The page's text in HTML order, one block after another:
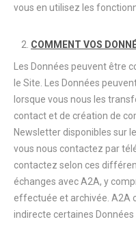
vous en utilisez les
COMMENT VOS
Les Données peuvent être
le Site. Les Données
lorsque vous nous les
contact et de création de
Newsletter disponibles sur
vous nous contactez par
contactez selon ces
échanges avec A2A, y
effectuée et archivée. A2A
indirecte certaines